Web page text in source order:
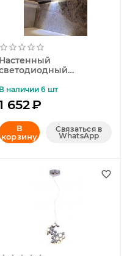
Настенный
Nora W1221
В наличии 6 шт
652₽
В
корзину
Связаться в
WhatsApp